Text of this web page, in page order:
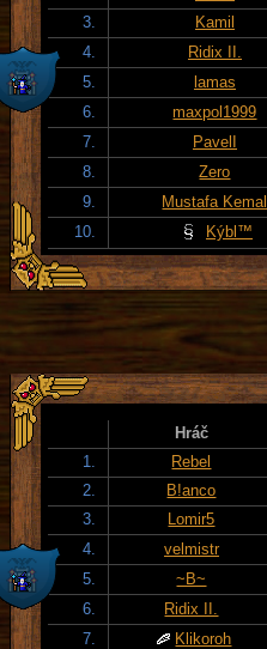
3.
Kamil
4.
Ridix II.
5.
lamas
6.
maxpol1999
7.
PavelI
8.
Zero
9.
Mustafa Kemal
10.
Kýbl™
Hráč
1.
Rebel
2.
B!anco
3.
Lomir5
4.
velmistr
5.
~B~
6.
Ridix II.
7.
Klikoroh